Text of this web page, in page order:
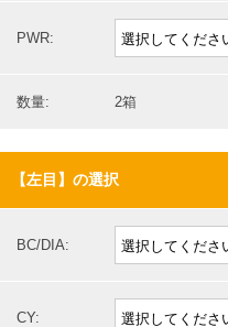
PWR:
数量: 2箱
【左目】の選択
BC/DIA:
CY: